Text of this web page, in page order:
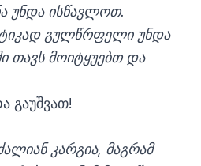
უნდა ისწავლოთ.
გულწრფელი უნდა
თავს მოიტყუებთ და
გაუშვათ!
კარგია, მაგრამ